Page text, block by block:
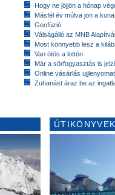
Hogy ne jöjjön a hónap
Másfél év múlva jön a
Geofúzió
Válságálló az MNB
Most könnyebb lesz a
Van ötös a lottón
Már a sörfogyasztás is
Online vásárlás
Zuhanást áraz be az